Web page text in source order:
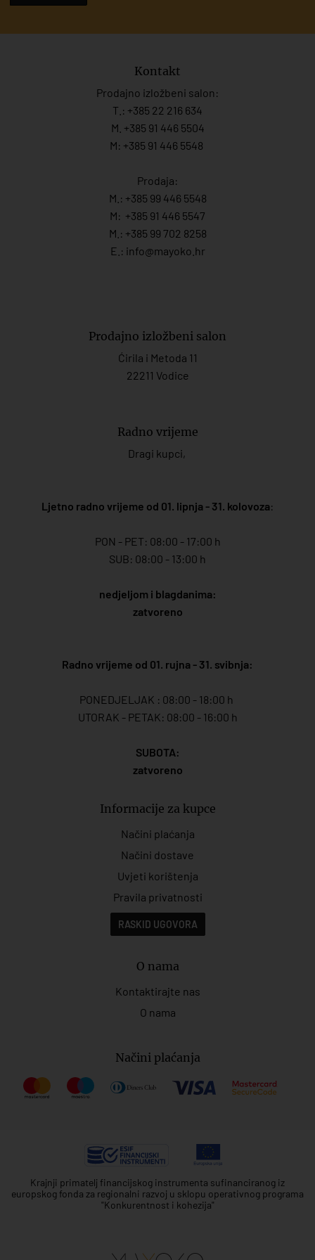
Kontakt
Prodajno izložbeni salon:
T.: +385 22 216 634
M. +385 91 446 5504
M: +385 91 446 5548
Prodaja:
M.: +385 99 446 5548
M: +385 91 446 5547
M.: +385 99 702 8258
E.: info@mayoko. hr
Prodajno izložbeni salon
Ćirila i Metoda 11
22211 Vodice
Radno vrijeme
Dragi kupci,
Ljetno radno vrijeme od 01. lipnja - 31. kolovoza:
PON - PET: 08:00 - 17:00 h
SUB: 08:00 - 13:00 h
nedjeljom i blagdanima:
zatvoreno
Radno vrijeme od 01. rujna - 31. svibnja:
PONEDJELJAK : 08:00 - 18:00 h
UTORAK - PETAK: 08:00 - 16:00 h
SUBOTA:
zatvoreno
Informacije za kupce
Načini plaćanja
Načini dostave
Uvjeti korištenja
Pravila privatnosti
RASKID UGOVORA
O nama
Kontaktirajte nas
O nama
Načini plaćanja
Krajnji primatelj financijskog instrumenta sufinanciranog iz
europskog fonda za regionalni razvoj u sklopu operativnog programa
"Konkurentnost i kohezija"